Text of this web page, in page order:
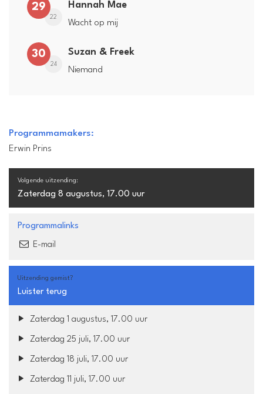
29
22
Hannah Mae
Wacht op mij
30
24
Suzan & Freek
Niemand
Programmamakers:
Erwin Prins
Volgende uitzending:
Zaterdag 8 augustus, 17.00 uur
Programmalinks
E-mail
Uitzending gemist?
Luister terug
Zaterdag 1 augustus, 17.00 uur
Zaterdag 25 juli, 17.00 uur
Zaterdag 18 juli, 17.00 uur
Zaterdag 11 juli, 17.00 uur